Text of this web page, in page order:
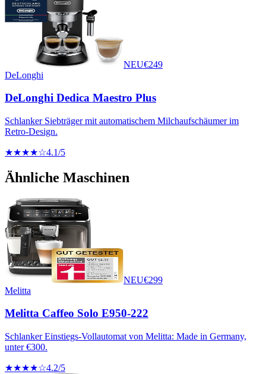
NEU€249
DeLonghi
DeLonghi Dedica Maestro Plus
Schlanker Siebträger mit automatischem Milchaufschäumer im
Retro-Design.
★★★★☆4.1/5
Ähnliche Maschinen
NEU€299
Melitta
Melitta Caffeo Solo E950-222
Schlanker Einstiegs-Vollautomat von Melitta: Made in Germany,
unter €300.
★★★★☆4.2/5